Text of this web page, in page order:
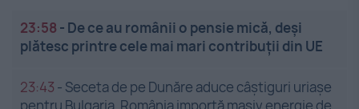
23:58 - De ce au românii o pensie mică, deși
plătesc printre cele mai mari contribuții din UE
23:43 - Seceta de pe Dunăre aduce câștiguri uriașe